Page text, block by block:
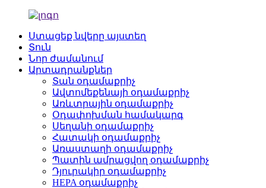
Ստացեք նվերը այստեղ
Տուն
Նոր ժամանում
Արտադրանքներ
Տան օդամաքրիչ
Ավտոմեքենայի օդամաքրիչ
Առևտրային օդամաքրիչ
Օդափոխման համակարգ
Սեղանի օդամաքրիչ
Հատակի օդամաքրիչ
Առաստաղի օդամաքրիչ
Պատին ամրացվող օդամաքրիչ
Դյուրակիր օդամաքրիչ
HEPA օդամաքրիչ